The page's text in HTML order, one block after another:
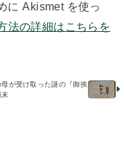
に Akismet を使っ
法の詳細はこちらを
が受け取った謎の『御挨
末